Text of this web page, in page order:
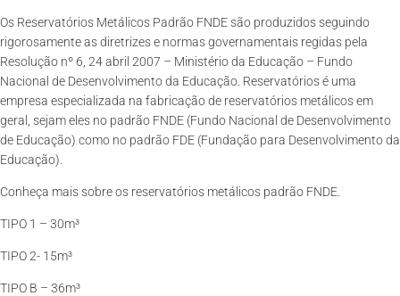
Os Reservatórios Metálicos Padrão FNDE são produzidos seguindo
rigorosamente as diretrizes e normas governamentais regidas pela
Resolução nº 6, 24 abril 2007 – Ministério da Educação – Fundo
Nacional de Desenvolvimento da Educação. Reservatórios é uma
empresa especializada na fabricação de reservatórios metálicos em
geral, sejam eles no padrão FNDE (Fundo Nacional de Desenvolvimento
de Educação) como no padrão FDE (Fundação para Desenvolvimento da
Educação).
Conheça mais sobre os reservatórios metálicos padrão FNDE.
TIPO 1 – 30m³
TIPO 2- 15m³
TIPO B – 36m³